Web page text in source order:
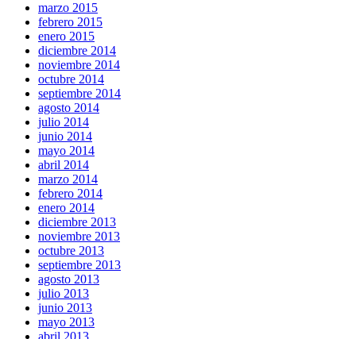
marzo 2015
febrero 2015
enero 2015
diciembre 2014
noviembre 2014
octubre 2014
septiembre 2014
agosto 2014
julio 2014
junio 2014
mayo 2014
abril 2014
marzo 2014
febrero 2014
enero 2014
diciembre 2013
noviembre 2013
octubre 2013
septiembre 2013
agosto 2013
julio 2013
junio 2013
mayo 2013